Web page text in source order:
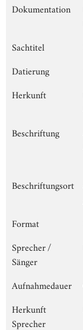
Dokumentation
Sachtitel
Datierung
Herkunft
Beschriftung
Beschriftungsort
Format
Sprecher /
Sänger
Aufnahmedauer
Herkunft
Sprecher